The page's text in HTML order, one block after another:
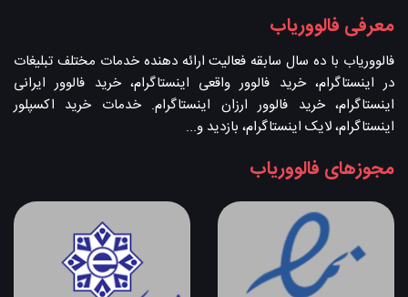
معرفی فالووریاب
فالووریاب با ده سال سابقه فعالیت ارائه دهنده خدمات مختلف تبلیغات
در اینستاگرام، خرید فالوور واقعی اینستاگرام، خرید فالوور ایرانی
اینستاگرام، خرید فالوور ارزان اینستاگرام. خدمات خرید اکسپلور
اینستاگرام، لایک اینستاگرام، بازدید و...
مجوزهای فالووریاب